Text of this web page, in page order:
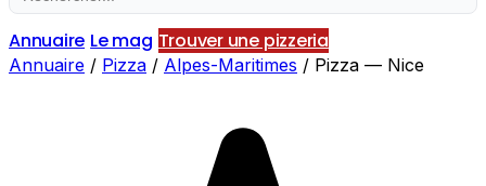
Annuaire Le mag Trouver une pizzeria
Annuaire / Pizza / Alpes-Maritimes / Pizza — Nice